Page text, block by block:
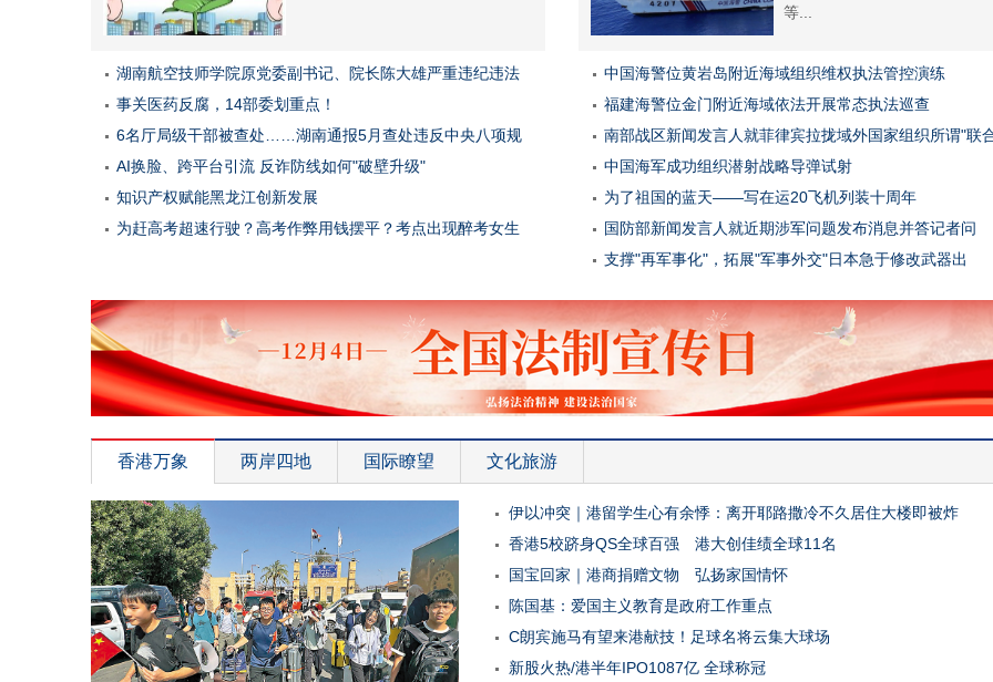
湖南航空技师学院原党委副书记、院长陈大雄严重违纪违法
事关医药反腐，14部委划重点！
6名厅局级干部被查处……湖南通报5月查处违反中央八项规
AI换脸、跨平台引流 反诈防线如何"破壁升级"
知识产权赋能黑龙江创新发展
为赶高考超速行驶？高考作弊用钱摆平？考点出现醉考女生
等...
中国海警位黄岩岛附近海域组织维权执法管控演练
福建海警位金门附近海域依法开展常态执法巡查
南部战区新闻发言人就菲律宾拉拢域外国家组织所谓"联
中国海军成功组织潜射战略导弹试射
为了祖国的蓝天——写在运20飞机列装十周年
国防部新闻发言人就近期涉军问题发布消息并答记者问
支撑"再军事化"，拓展"军事外交"日本急于修改武器出
香港万象 两岸四地 国际瞭望 文化旅游
伊以冲突｜港留学生心有余悸：离开耶路撒冷不久居住大楼即被炸
香港5校跻身QS全球百强 港大创佳绩全球11名
国宝回家｜港商捐赠文物 弘扬家国情怀
陈国基：爱国主义教育是政府工作重点
C朗宾施马有望来港献技！足球名将云集大球场
新股火热/港半年IPO1087亿 全球称冠